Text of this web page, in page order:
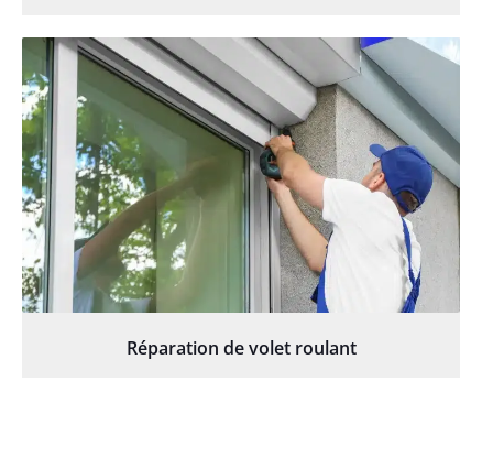
Réparation de volet roulant